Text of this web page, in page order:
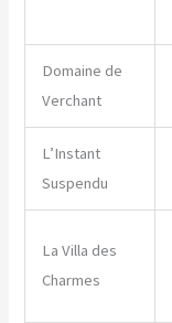
Domaine de
Verchant
L’Instant
Suspendu
La Villa des
Charmes